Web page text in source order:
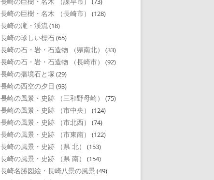
長崎の巨樹・名木 （長崎市） (128)
長崎の滝・渓流(18)
長崎の珍しい標石(65)
長崎の石・岩・石造物 （県南北） (33)
長崎の石・岩・石造物 （長崎市） (92)
長崎の藩境石と塚 (29)
長崎の西空の夕日 (93)
長崎の風景・史跡 （三和野母崎） (75)
長崎の風景・史跡 （市中央） (124)
長崎の風景・史跡 （市北西） (74)
長崎の風景・史跡 （市東南） (122)
長崎の風景・史跡 （県 北） (153)
長崎の風景・史跡 （県 南） (154)
長崎名勝図絵・長崎八景の風景 (49)